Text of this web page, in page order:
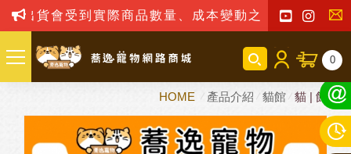
會受到實際商品數量、成本變動之影響，我司保留訂
聯
我
們
0
HOME 產品介紹 貓館 貓 | 飼料